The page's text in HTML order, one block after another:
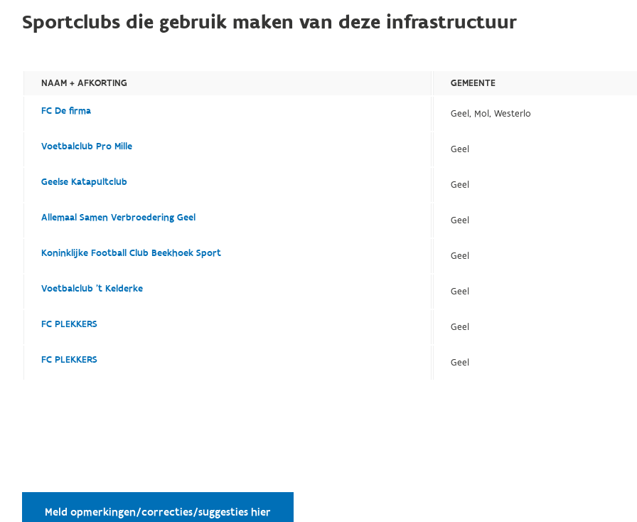
Sportclubs die gebruik maken van deze infrastructuur
NAAM + AFKORTING GEMEENTE
FC De firma Geel, Mol, Westerlo
Voetbalclub Pro Mille Geel
Geelse Katapultclub Geel
Allemaal Samen Verbroedering Geel Geel
Koninklijke Football Club Beekhoek Sport Geel
Voetbalclub 't Kelderke Geel
FC PLEKKERS Geel
FC PLEKKERS Geel
Meld opmerkingen/correcties/suggesties hier